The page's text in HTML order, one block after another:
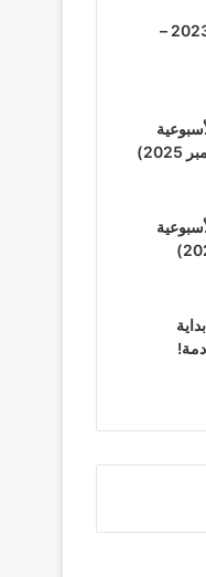
جميع أنميات خريف 2023 –
2026: بداية